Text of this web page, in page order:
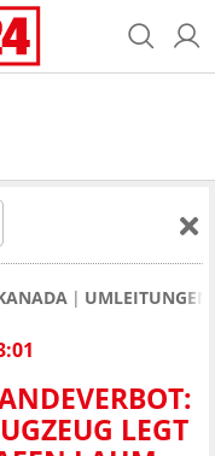
UMLEITUNGEN
LEGT